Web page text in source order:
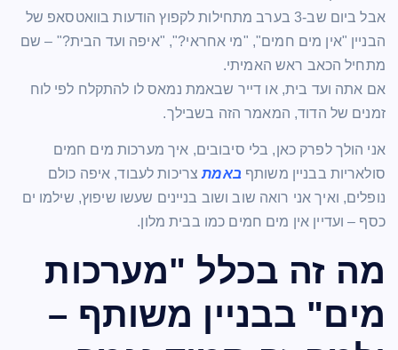
אבל ביום שב-3 בערב מתחילות לקפוץ הודעות בוואטסאפ של
הבניין "אין מים חמים", "מי אחראי?", "איפה ועד הבית?" – שם
מתחיל הכאב ראש האמיתי.
אם אתה ועד בית, או דייר שבאמת נמאס לו להתקלח לפי לוח
זמנים של הדוד, המאמר הזה בשבילך.
אני הולך לפרק כאן, בלי סיבובים, איך מערכות מים חמים
סולאריות בבניין משותףבאמתצריכות לעבוד, איפה כולם
נופלים, ואיך אני רואה שוב ושוב בניינים שעשו שיפוץ, שילמו ים
כסף – ועדיין אין מים חמים כמו בבית מלון.
מה זה בכלל "מערכות
מים" בבניין משותף –